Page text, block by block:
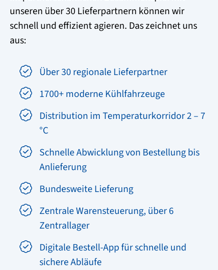
unseren über 30 Lieferpartnern können wir
schnell und effizient agieren. Das zeichnet uns
aus:
Über 30 regionale Lieferpartner
1700+ moderne Kühlfahrzeuge
Distribution im Temperaturkorridor 2 – 7
°C
Schnelle Abwicklung von Bestellung bis
Anlieferung
Bundesweite Lieferung
Zentrale Warensteuerung, über 6
Zentrallager
Digitale Bestell-App für schnelle und
sichere Abläufe